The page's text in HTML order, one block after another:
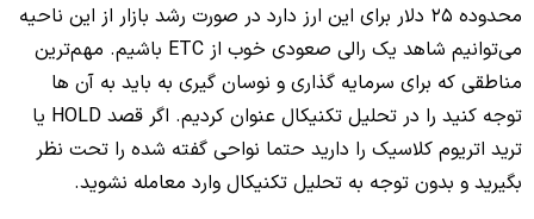
محدوده 25 دلار برای این ارز دارد در صورت رشد بازار از این ناحیه
می‌توانیم شاهد یک رالی صعودی خوب از ETC باشیم. مهم‌ترین
مناطقی که برای سرمایه گذاری و نوسان گیری به باید به آن ها
توجه کنید را در تحلیل تکنیکال عنوان کردیم. اگر قصد HOLD یا
ترید اتریوم کلاسیک را دارید حتما نواحی گفته شده را تحت نظر
بگیرید و بدون توجه به تحلیل تکنیکال وارد معامله نشوید.